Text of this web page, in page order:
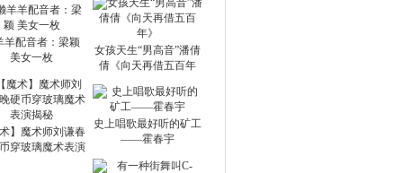
羊配音者：梁颖
美女一枚
女孩天生“男高音”潘倩
倩《向天再借五百年
术】魔术师刘谦春
穿玻璃魔术表演
史上唱歌最好听的矿工
——霍春宇